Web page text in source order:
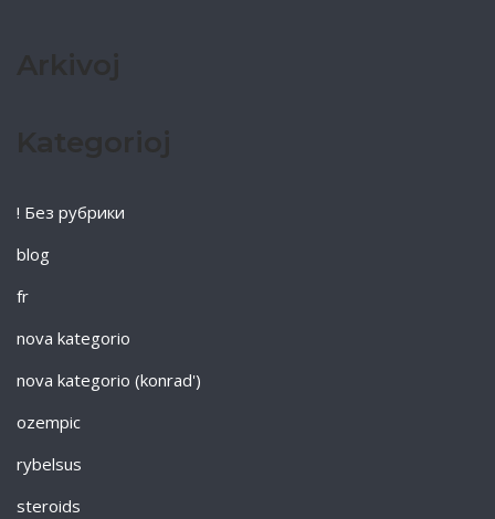
! Без рубрики
blog
fr
nova kategorio
nova kategorio (konrad')
ozempic
rybelsus
steroids